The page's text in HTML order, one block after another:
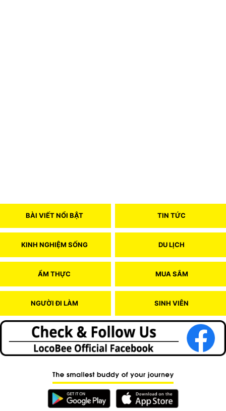
BÀI VIẾT NỔI BẬT TIN TỨC
KINH NGHIỆM SỐNG DU LỊCH
ẨM THỰC MUA SẮM
NGƯỜI ĐI LÀM SINH VIÊN